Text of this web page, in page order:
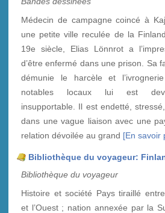
Médecin de campagne coincé à
une petite ville reculée de la
19e siècle, Elias Lönnrot a
d’être enfermé dans une prison. Sa
démunie le harcèle et
notables locaux lui est
insupportable. Il est endetté,
dans une vague liaison avec une
relation dévoilée au grand [En savoir
Bibliothèque du voyageur:
Bibliothèque du voyageur
Histoire et société Pays tiraillé entre
et l’Ouest ; nation annexée par la